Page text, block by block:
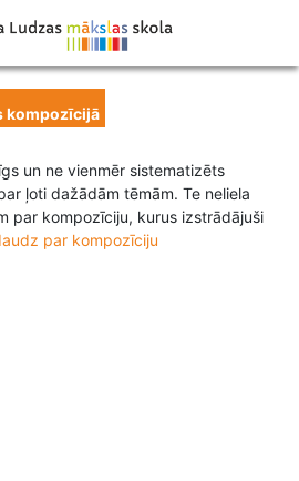
kompozīcijā
un ne vienmēr sistematizēts
ļoti dažādām tēmām. Te neliela
par kompozīciju, kurus izstrādājuši
par kompozīciju
izstrādāts